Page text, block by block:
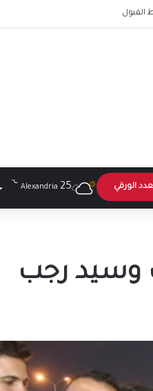
الورقي Alexandria 25
℃
وسيد رجب